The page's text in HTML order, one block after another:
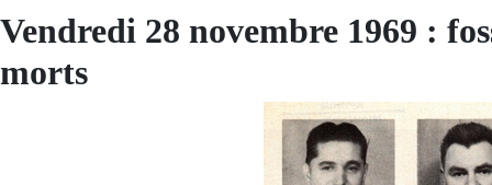
Vendredi 28 novembre 1969 :
morts